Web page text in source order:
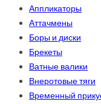
Аппликаторы
Аттачмены
Боры и диски
Брекеты
Ватные валики
Внеротовые тяги
Временный